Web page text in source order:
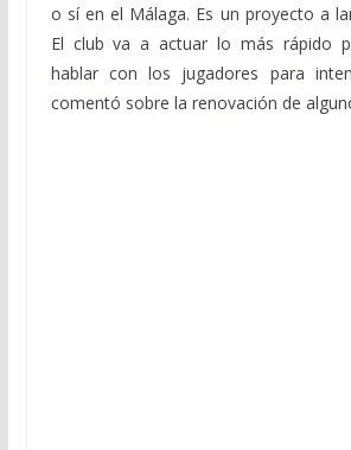
o sí en el Málaga. Es un proyecto a
El club va a actuar lo más rápido
hablar con los jugadores para
comentó sobre la renovación de